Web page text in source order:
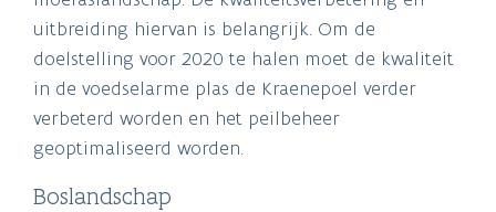
uitbreiding hiervan is belangrijk. Om de
doelstelling voor 2020 te halen moet de kwaliteit
in de voedselarme plas de Kraenepoel verder
verbeterd worden en het peilbeheer
geoptimaliseerd worden.
Boslandschap